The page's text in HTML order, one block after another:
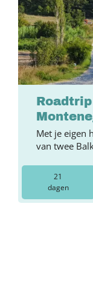
Met je eigen
van twee
21
dagen